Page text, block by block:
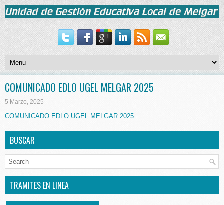
COMUNICADO EDLO UGEL MELGAR 2025
5 Marzo, 2025
COMUNICADO EDLO UGEL MELGAR 2025
BUSCAR
TRAMITES EN LINEA